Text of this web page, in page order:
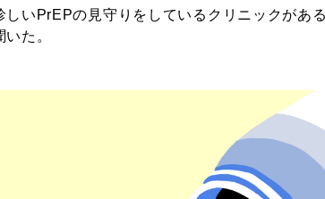
しいPrEPの見守りをしているクリニックがあ
た。